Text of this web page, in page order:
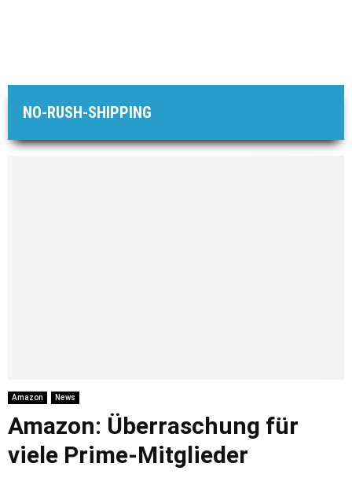
NO-RUSH-SHIPPING
Amazon News
Amazon: Überraschung für
viele Prime-Mitglieder